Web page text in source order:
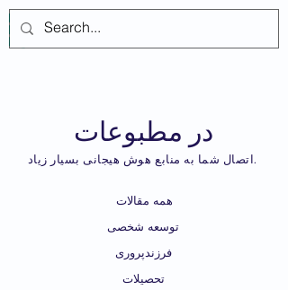
در مطبوعات
اتصال شما به منابع هوش هیجانی بسیار زیاد.
همه مقالات
توسعه شخصی
فرزندپروری
تحصیلات